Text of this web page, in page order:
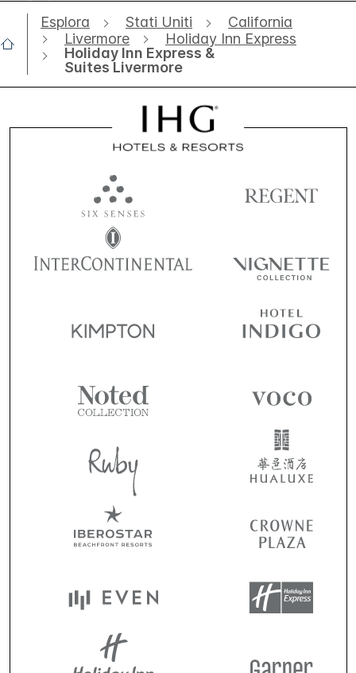
Esplora Stati Uniti
California
Livermore
Holiday Inn Express
Holiday Inn Express &
Suites Livermore